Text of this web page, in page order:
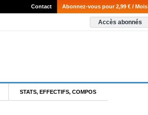
Abonnez-vous pour 2,99 € / Mois
Contact
Accès abonnés
STATS, EFFECTIFS, COMPOS